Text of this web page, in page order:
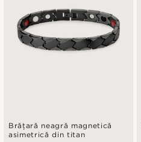
Brățară neagră magnetică
asimetrică din titan